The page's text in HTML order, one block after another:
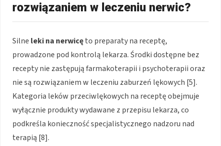
rozwiązaniem w leczeniu nerwic?
Silne leki na nerwicęto preparaty na receptę,
prowadzone pod kontrolą lekarza. Środki dostępne bez
recepty nie zastępują farmakoterapii i psychoterapii oraz
nie są rozwiązaniem w leczeniu zaburzeń lękowych [5].
Kategoria leków przeciwlękowych na receptę obejmuje
wyłącznie produkty wydawane z przepisu lekarza, co
podkreśla konieczność specjalistycznego nadzoru nad
terapią [8].